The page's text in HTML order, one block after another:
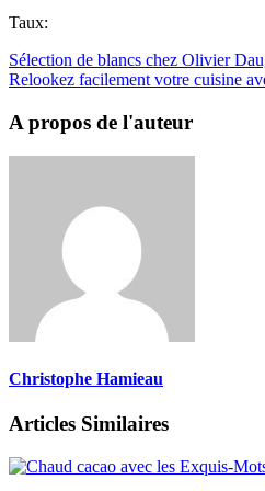
Taux:
Sélection de blancs chez Olivier
Relookez facilement votre cuisine
A propos de l'auteur
Christophe Hamieau
Articles Similaires